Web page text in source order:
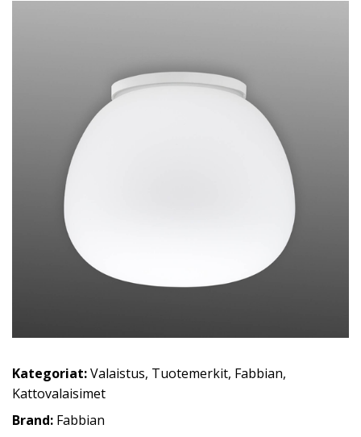
Kategoriat:Valaistus, Tuotemerkit, Fabbian,
Kattovalaisimet
Brand: Fabbian